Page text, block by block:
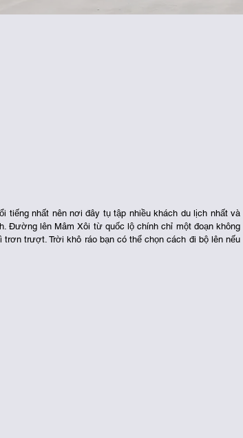
tiếng nhất nên nơi đây tụ tập nhiều khách du lịch nhất và
Đường lên Mâm Xôi từ quốc lộ chính chỉ một đoạn không
trượt. Trời khô ráo bạn có thể chọn cách đi bộ lên nếu